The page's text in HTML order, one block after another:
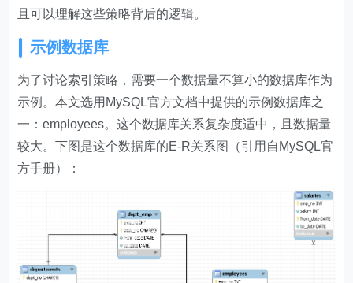
且可以理解这些策略背后的逻辑。
示例数据库
为了讨论索引策略，需要一个数据量不算小的数据库作为
示例。本文选用MySQL官方文档中提供的示例数据库之
一：employees。这个数据库关系复杂度适中，且数据量
较大。下图是这个数据库的E-R关系图（引用自MySQL官
方手册）：